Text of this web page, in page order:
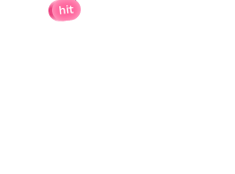
hit